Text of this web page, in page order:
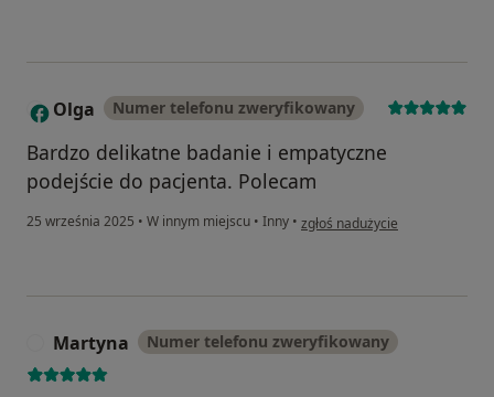
O Olga Numer telefonu zweryfikowany
Bardzo delikatne badanie i empatyczne
podejście do pacjenta. Polecam
25 września 2025 • W innym miejscu • Inny • w opinii użytkownika Olga
zgłoś nadużycie
Martyna Numer telefonu zweryfikowany